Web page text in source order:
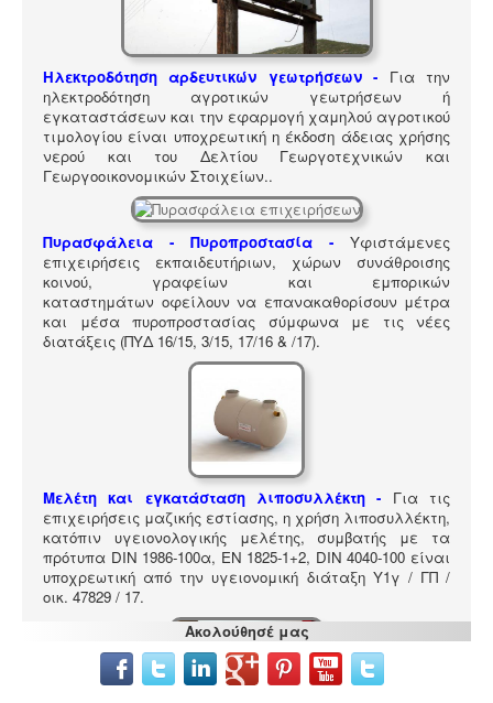
Ηλεκτροδότηση αρδευτικών γεωτρήσεων -
Για την
ηλεκτροδότηση αγροτικών γεωτρήσεων ή
εγκαταστάσεων και την εφαρμογή χαμηλού αγροτικού
τιμολογίου είναι υποχρεωτική η έκδοση άδειας χρήσης
νερού και του Δελτίου Γεωργοτεχνικών και
Γεωργοοικονομικών Στοιχείων..
Πυρασφάλεια - Πυροπροστασία -
Υφιστάμενες
επιχειρήσεις εκπαιδευτήριων, χώρων συνάθροισης
κοινού, γραφείων και εμπορικών
καταστημάτων οφείλουν να επανακαθορίσουν μέτρα
και μέσα πυροπροστασίας σύμφωνα με τις νέες
διατάξεις (ΠΥΔ 16/15, 3/15, 17/16 & /17).
Μελέτη και εγκατάσταση λιποσυλλέκτη -
Για τις
επιχειρήσεις μαζικής εστίασης, η χρήση λιποσυλλέκτη,
κατόπιν υγειονολογικής μελέτης, συμβατής με τα
πρότυπα DIN 1986-100α, EN 1825-1+2, DIN 4040-100 είναι
υποχρεωτική από την υγειονομική διάταξη Υ1γ / ΓΠ /
οικ. 47829 / 17.
Ακολούθησέ μας